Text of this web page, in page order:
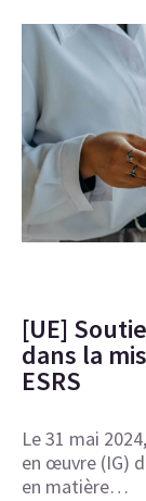
[UE]
dans la
ESRS
Le 31 mai
en œuvre (IG)
en matière…